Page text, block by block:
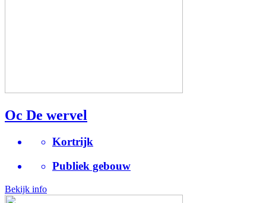
Oc De wervel
Kortrijk
Publiek gebouw
Bekijk info